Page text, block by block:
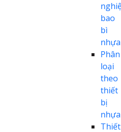
bao
bì
nhựa
Phân
loại
theo
thiết
bị
nhựa
Thiết